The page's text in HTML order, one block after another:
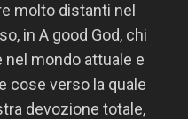
molto distanti nel
in A good God, chi
nel mondo attuale e
cose verso la quale
devozione totale,